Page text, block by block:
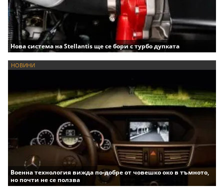
Нова система на Stellantis ще се бори с турбо дупката
НОВИНИ
Военна технология вижда по-добре от човешко око в тъмното,
но почти не се ползва